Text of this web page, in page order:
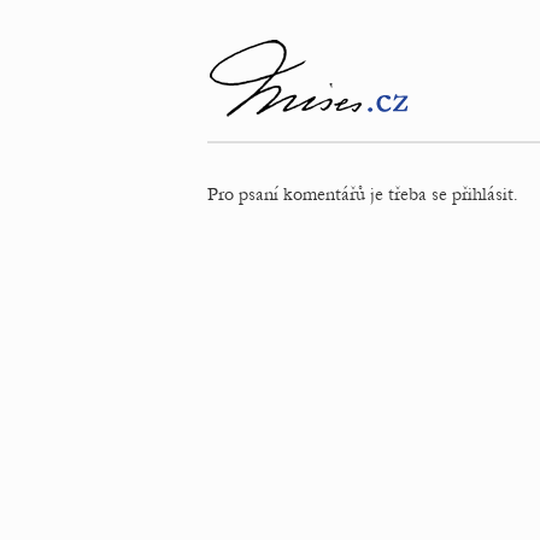
Pro psaní komentářů je třeba se přihlásit.